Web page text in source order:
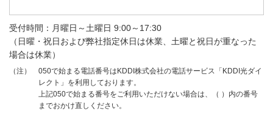
受付時間：月曜日～土曜日 9:00～17:30
（日曜・祝日および弊社指定休日は休業、土曜と祝日が重なった
場合は休業）
（注）
050で始まる電話番号はKDDI株式会社の電話サービス「KDDI光ダイ
レクト」を利用しております。
上記050で始まる番号をご利用いただけない場合は、（ ）内の番号
までおかけ直しください。